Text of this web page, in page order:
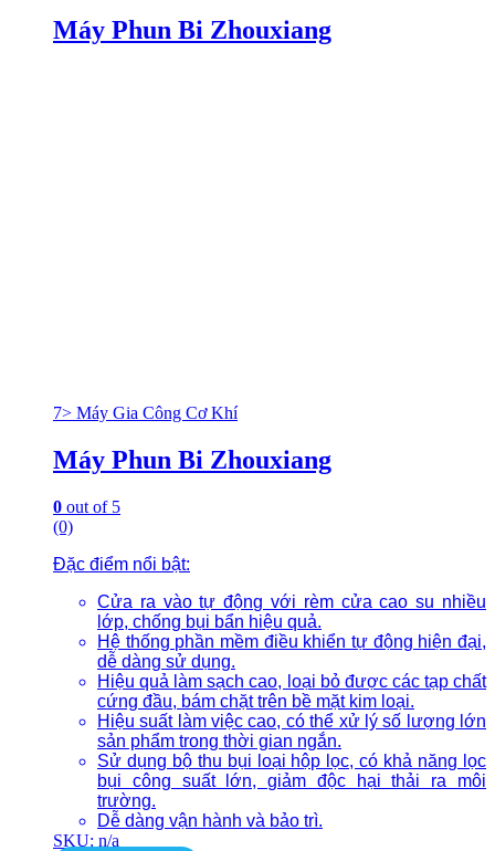
Máy Phun Bi Zhouxiang
7> Máy Gia Công Cơ Khí
Máy Phun Bi Zhouxiang
0 out of 5
(0)
Đặc điểm nổi bật:
Cửa ra vào tự động với rèm cửa cao su nhiều
lớp, chống bụi bẩn hiệu quả.
Hệ thống phần mềm điều khiển tự động hiện đại,
dễ dàng sử dụng.
Hiệu quả làm sạch cao, loại bỏ được các tạp chất
cứng đầu, bám chặt trên bề mặt kim loại.
Hiệu suất làm việc cao, có thể xử lý số lượng lớn
sản phẩm trong thời gian ngắn.
Sử dụng bộ thu bụi loại hộp lọc, có khả năng lọc
bụi công suất lớn, giảm độc hại thải ra môi
trường.
Dễ dàng vận hành và bảo trì.
SKU: n/a